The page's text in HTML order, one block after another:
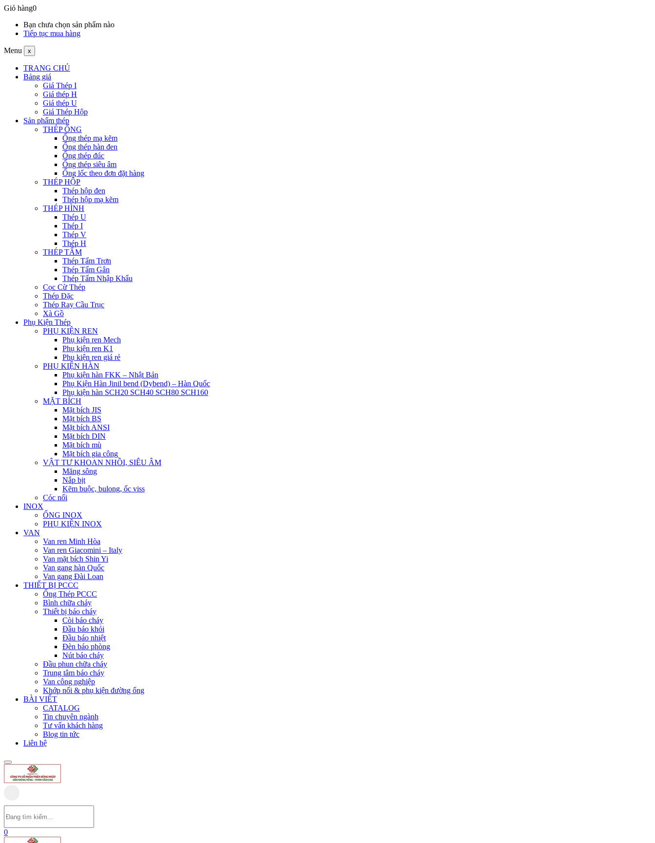
Giỏ hàng0
Bạn chưa chọn sản phẩm nào
Tiếp tục mua hàng
Menu x
TRANG CHỦ
Bảng giá
Giá Thép I
Giá thép H
Giá thép U
Giá Thép Hộp
Sản phẩm thép
THÉP ỐNG
Ống thép mạ kẽm
Ống thép hàn đen
Ống thép đúc
Ống thép siêu âm
Ống lốc theo đơn đặt hàng
THÉP HỘP
Thép hộp đen
Thép hộp mạ kẽm
THÉP HÌNH
Thép U
Thép I
Thép V
Thép H
THÉP TẤM
Thép Tấm Trơn
Thép Tấm Gân
Thép Tấm Nhập Khẩu
Cọc Cừ Thép
Thép Đặc
Thép Ray Cầu Trục
Xà Gồ
Phụ Kiện Thép
PHỤ KIỆN REN
Phụ kiện ren Mech
Phụ kiện ren K1
Phụ kiện ren giá rẻ
PHỤ KIỆN HÀN
Phụ kiện hàn FKK – Nhật Bản
Phụ Kiện Hàn Jinil bend (Dybend) – Hàn Quốc
Phụ kiện hàn SCH20 SCH40 SCH80 SCH160
MẶT BÍCH
Mặt bích JIS
Mặt bích BS
Mặt bích ANSI
Mặt bích DIN
Mặt bích mù
Mặt bích gia công
VẬT TƯ KHOAN NHỒI, SIÊU ÂM
Măng sông
Nắp bịt
Kẽm buộc, bulong, ốc viss
Cóc nối
INOX
ỐNG INOX
PHỤ KIỆN INOX
VAN
Van ren Minh Hòa
Van ren Giacomini – Italy
Van mặt bích Shin Yi
Van gang hàn Quốc
Van gang Đài Loan
THIẾT BỊ PCCC
Ống Thép PCCC
Bình chữa cháy
Thiết bị báo cháy
Còi báo cháy
Đầu báo khói
Đầu báo nhiệt
Đèn báo phòng
Nút báo cháy
Đầu phun chữa cháy
Trung tâm báo cháy
Van công nghiệp
Khớp nối & phụ kiện đường ống
BÀI VIẾT
CATALOG
Tin chuyên ngành
Tư vấn khách hàng
Blog tin tức
Liên hệ
0